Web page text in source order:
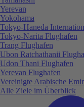
Yerevan
Yokohama
Tokyo-Haneda
Tokyo-Narita Flughafen
Trang Flughafen
Ubon Ratchathanii
Udon Thani Flughafen
Yerevan Flughafen
Vereinigte Arabische
Alle Ziele im Überblick